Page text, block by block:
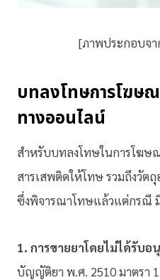
[ภาพประกอบจา
บทลงโทษการโฆษ
ทางออนไลน์
สำหรับบทลงโทษในการโฆษ
สารเสพติดให้โทษ รวมถึงวัต
ซึ่งพิจารณาโทษแล้วแต่กรณี
1. การขายยาโดยไม่ได้รับอ
บัญญัติยา พ.ศ. 2510 มาตรา